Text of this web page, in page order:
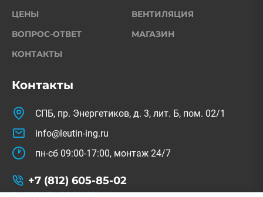
Контакты
СПБ, пр. Энергетиков, д. 3, лит. Б, пом. 02/1
info@leutin-ing.ru
пн-сб 09:00-17:00, монтаж 24/7
+7 (812) 605-85-02
ЗАКАЗАТЬ ЗВОНОК
ЦЕНЫ
ВОПРОС-ОТВЕТ
КОНТАКТЫ
ВЕНТИЛЯЦИЯ
МАГАЗИН